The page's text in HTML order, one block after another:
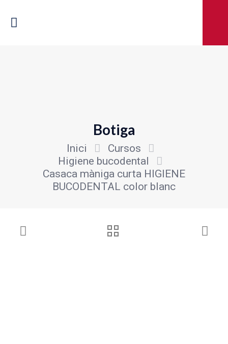
Botiga
Inici
Cursos
Higiene bucodental
Casaca màniga curta HIGIENE
BUCODENTAL color blanc